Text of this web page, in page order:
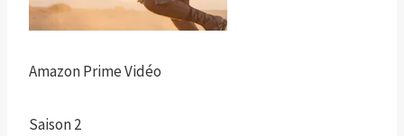
Amazon Prime Vidéo
Saison 2